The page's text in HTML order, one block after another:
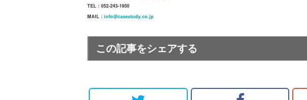
TEL : 052-243-1950
MAIL : info@casestudy.co.jp
この記事をシェアする